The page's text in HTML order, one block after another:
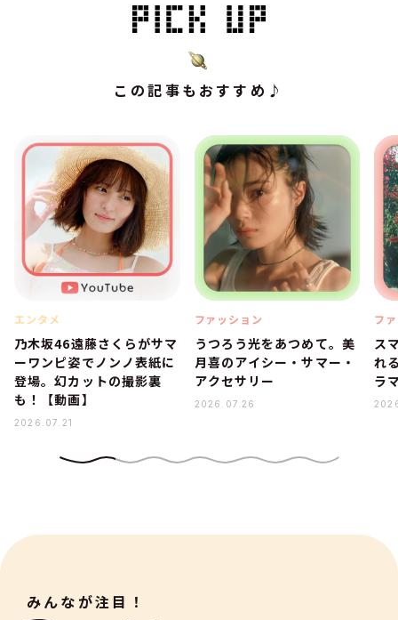
この記事もおすすめ♪
エンタメ
乃木坂46遠藤さくらがサマ
ーワンピ姿でノンノ表紙に
登場。幻カットの撮影裏
も！【動画】
2026.07.21
ファッション
うつろう光をあつめて。美
月喜のアイシー・サマー・
アクセサリー
2026.07.26
フ
ス
れ
ラ
みんなが注目！